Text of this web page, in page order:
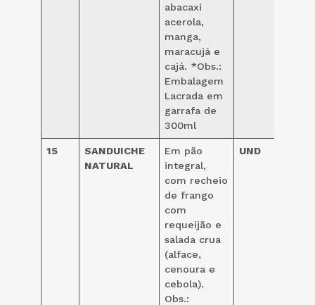
abacaxi
acerola,
manga,
maracujá e
cajá. *Obs.:
Embalagem
Lacrada em
garrafa de
300ml
15
SANDUICHE
NATURAL
Em pão
integral,
com recheio
de frango
com
requeijão e
salada crua
(alface,
cenoura e
cebola).
Obs.:
UND